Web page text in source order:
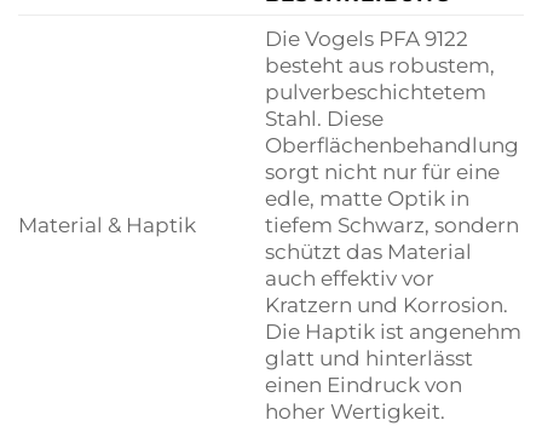
Material & Haptik
Die Vogels PFA 9122
besteht aus robustem,
pulverbeschichtetem
Stahl. Diese
Oberflächenbehandlung
sorgt nicht nur für eine
edle, matte Optik in
tiefem Schwarz, sondern
schützt das Material
auch effektiv vor
Kratzern und Korrosion.
Die Haptik ist angenehm
glatt und hinterlässt
einen Eindruck von
hoher Wertigkeit.